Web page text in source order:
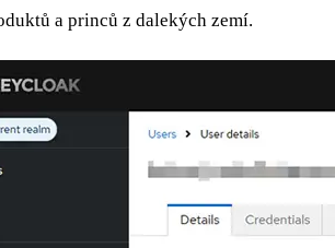
a princů z dalekých zemí.